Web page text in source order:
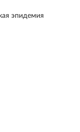
эпидемия